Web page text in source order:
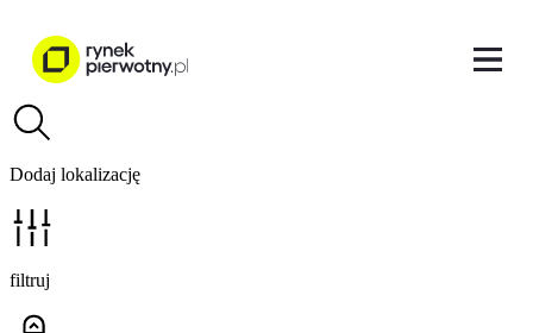
Dodaj lokalizację
filtruj